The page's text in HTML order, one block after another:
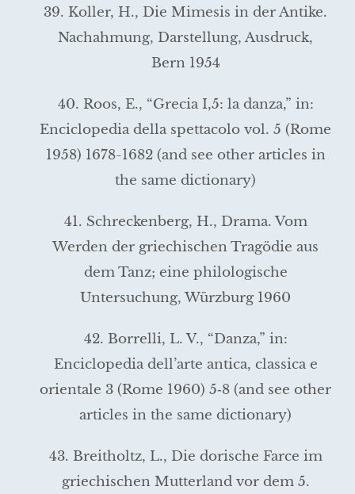
39. Koller, H., Die Mimesis in der Antike.
Nachahmung, Darstel­lung, Ausdruck,
Bern 1954
40. Roos, E., “Grecia I,5: la danza,” in:
Enciclopedia della spettacolo vol. 5 (Rome
1958) 1678-1682 (and see other articles in
the same dictionary)
41. Schreckenberg, H., Drama. Vom
Werden der griechischen Tragö­die aus
dem Tanz; eine philologische
Untersuchung, Würzburg 1960
42. Borrelli, L. V., “Danza,” in:
Enciclopedia dell’arte antica, classica e
orientale 3 (Rome 1960) 5‑8 (and see other
articles in the same dictionary)
43. Breitholtz, L., Die dorische Farce im
griechischen Mutterland vor dem 5.